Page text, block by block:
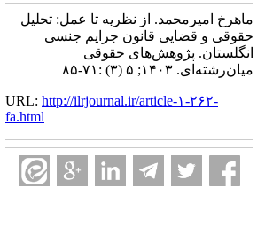
ماهرخ امیرمحمد. از نظریه تا عمل: تحلیل
حقوقی و قضایی قانون جرایم جنسی
انگلستان. پژوهش‌های حقوقی
میان‌رشته‌ای. ۱۴۰۳; ۵ (۳) :۷۱-۸۵
URL: http://ilrjournal.ir/article-۱-۲۶۲-
fa.html